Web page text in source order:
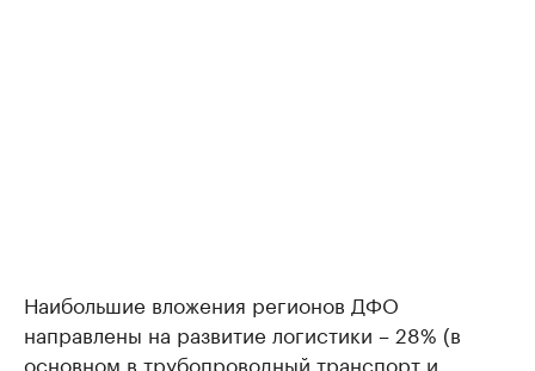
Наибольшие вложения регионов ДФО
направлены на развитие логистики – 28% (в
основном в трубопроводный транспорт и